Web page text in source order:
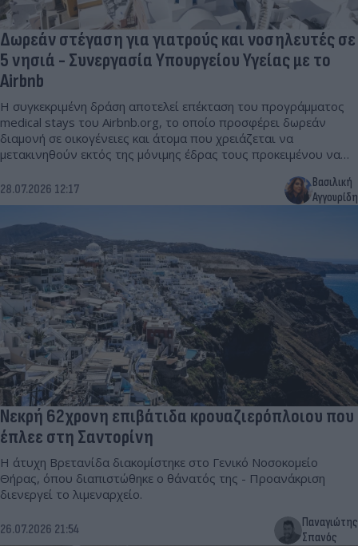
Δωρεάν στέγαση για γιατρούς και νοσηλευτές σε
5 νησιά - Συνεργασία Υπουργείου Υγείας με το
Airbnb
Η συγκεκριμένη δράση αποτελεί επέκταση του προγράμματος
medical stays του Airbnb.org, το οποίο προσφέρει δωρεάν
διαμονή σε οικογένειες και άτομα που χρειάζεται να
μετακινηθούν εκτός της μόνιμης έδρας τους προκειμένου να
28.07.2026 12:17
Βασιλική
Αγγουρίδη
Νεκρή 62χρονη επιβάτιδα κρουαζιερόπλοιου που
έπλεε στη Σαντορίνη
Η άτυχη Βρετανίδα διακομίστηκε στο Γενικό Νοσοκομείο
Θήρας, όπου διαπιστώθηκε ο θάνατός της - Προανάκριση
διενεργεί το λιμεναρχείο.
26.07.2026 21:54
Παναγιώτης
Σπανός